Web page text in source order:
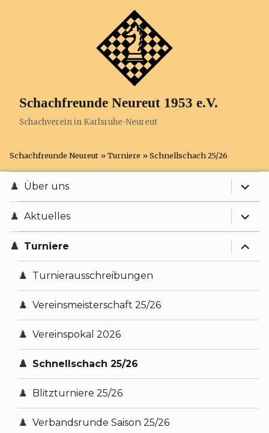
Schachfreunde Neureut 1953 e.V.
Schachverein in Karlsruhe-Neureut
Schachfreunde Neureut »Turniere »Schnellschach 25/26
Über uns
Anfahrt
Chronik
Statistisches
Vorstände
Vereinsmeister
Satzung
Impressum
Datenschutz
Aktuelles
Terminplan
Vereinsintern
Spielberichte
Schachjugend
Pokalspiele
Protokolle
Neuigkeiten
Turniere
Turnierausschreibungen
Vereinsmeisterschaft 25/26
Vereinspokal 2026
Schnellschach 25/26
Blitzturniere 25/26
Verbandsrunde Saison 25/26